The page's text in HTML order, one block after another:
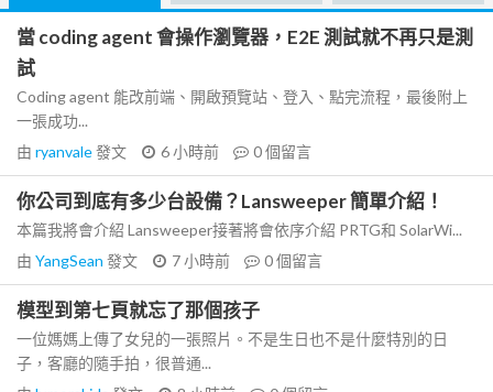
當 coding agent 會操作瀏覽器，E2E 測試就不再只是測
試
Coding agent 能改前端、開啟預覽站、登入、點完流程，最後附上
一張成功...
由 ryanvale發文 6 小時前 0個留言
你公司到底有多少台設備？Lansweeper 簡單介紹！
本篇我將會介紹 Lansweeper接著將會依序介紹 PRTG和 SolarWi...
由 YangSean 發文 7 小時前 0個留言
模型到第七頁就忘了那個孩子
一位媽媽上傳了女兒的一張照片。不是生日也不是什麼特別的日
子，客廳的隨手拍，很普通...